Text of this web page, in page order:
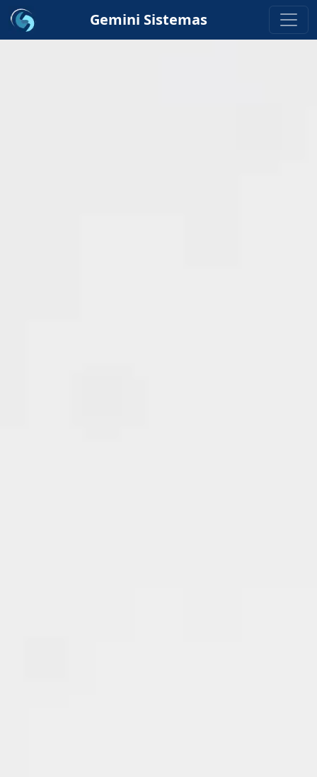
Gemini Sistemas